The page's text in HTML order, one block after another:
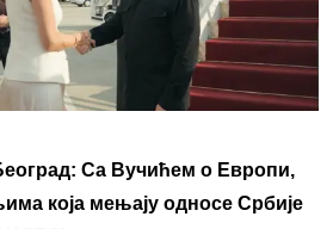
Са Вучићем о Европи,
која мењају односе Србије